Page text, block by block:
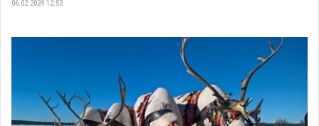
06.02.2024 12:53